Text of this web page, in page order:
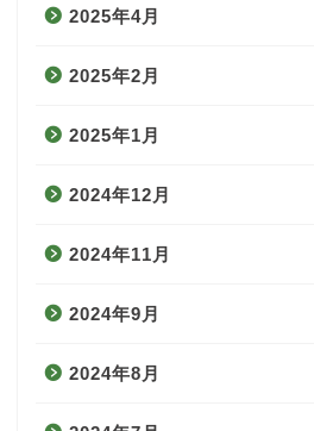
2025年4月
2025年2月
2025年1月
2024年12月
2024年11月
2024年9月
2024年8月